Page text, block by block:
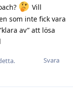
Vill
som inte fick vara
av” att lösa
Svara